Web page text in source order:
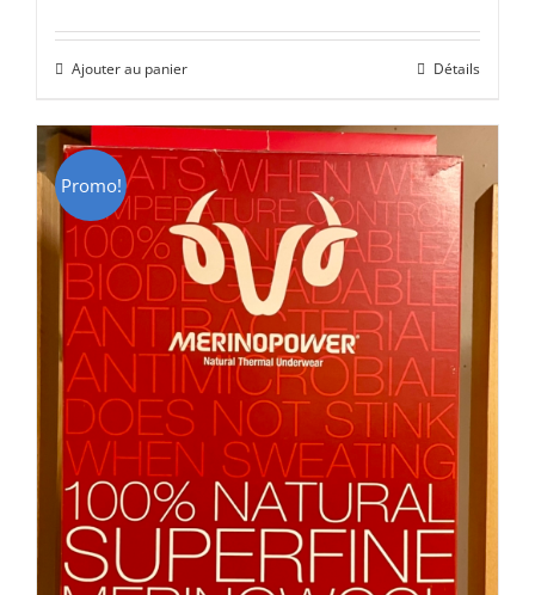
initial
était :
CHF 85.00.
actuel
CHF 59.00.
Ajouter au panier Détails
Promo!